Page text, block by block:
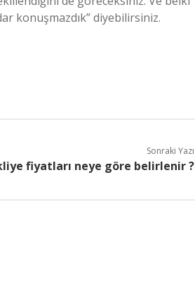
konuşmazdık” diyebilirsiniz.
Sonraki Yazı
fiyatları neye göre belirlenir ?